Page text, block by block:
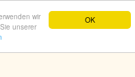
OK
wir
unserer